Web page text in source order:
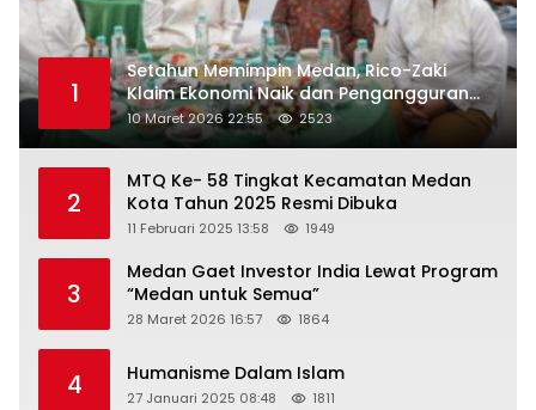
1
Setahun Memimpin Medan, Rico-Zaki
Klaim Ekonomi Naik dan Pengangguran
Turun
10 Maret 2026 22:55 2523
2
MTQ Ke- 58 Tingkat Kecamatan Medan
Kota Tahun 2025 Resmi Dibuka
11 Februari 2025 13:58 1949
3
Medan Gaet Investor India Lewat Program
“Medan untuk Semua”
28 Maret 2026 16:57 1864
4 Humanisme Dalam Islam
27 Januari 2025 08:48 1811